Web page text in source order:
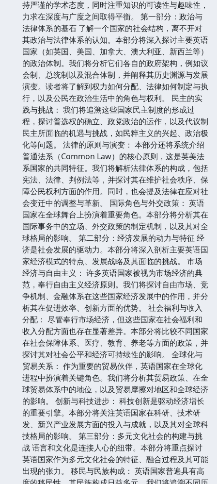
持严谨的学术态度，同时注重知识的可读性与趣味性，
力求在深度与广度之间取得平衡。 第一部分：政治与
法律体系的基石 了解一个国家的社会结构，离不开对
其政治与法律体系的认知。本部分将深入探讨主要英语
国家（如英国、美国、加拿大、澳大利亚、新西兰等）
的政治体制。我们将分析它们各自的政府架构，例如议
会制、总统制以及混合体制，并阐释其历史渊源与发展
演变。读者将了解到权力如何分配、法律如何制定与执
行，以及公民在政治生活中的角色与权利。 民主的实
践与挑战： 我们将追溯这些国家民主制度的形成过
程，探讨普选权的确立、政党政治的运作，以及代议制
民主所面临的机遇与挑战，如民粹主义的兴起、政治极
化等问题。 法律的原则与演变： 本部分还将系统介绍
普通法系（Common Law）的核心原则，这是英美法
系国家的共同特征。我们将解析法律体系的构成，包括
宪法、法律、判例法等，并探讨其在维护社会秩序、保
障公民权利方面的作用。同时，也会提及法律在应对社
会变迁中的调整与革新。 国际角色与外交政策： 英语
国家在全球舞台上扮演着重要角色。本部分将分析其在
国际事务中的立场、外交政策的制定机制，以及其对全
球格局的影响。 第二部分：经济发展的动力与特征 经
济是社会发展的驱动力。本部分将深入剖析主要英语国
家经济模式的特点、发展战略及其面临的挑战。 市场
经济与自由主义： 许多英语国家被视为市场经济的典
范，奉行自由主义经济原则。我们将探讨自由市场、竞
争机制、金融体系在这些国家经济发展中的作用，并分
析其在促进效率、创新方面的优势。 社会福利与收入
分配： 尽管奉行市场经济，但这些国家在社会福利和
收入分配方面也存在显著差异。本部分将比较不同国家
在社会保障体系、医疗、教育、养老等方面的政策，并
探讨其对社会公平和经济可持续性的影响。 全球化与
贸易关系： 作为重要的贸易伙伴，英语国家在全球化
进程中扮演着关键角色。我们将分析其贸易政策、在全
球贸易体系中的地位，以及贸易摩擦对地区和全球经济
的影响。 创新与科技进步： 科技创新是驱动经济增长
的重要引擎。本部分将关注英语国家在科研、技术研
发、新兴产业发展方面的投入与成就，以及其对全球科
技格局的影响。 第三部分：多元文化社会的构建与挑
战 语言和文化是连接人心的纽带。本部分将重点探讨
英语国家作为多元文化社会的特征、融合过程及其可能
出现的张力。 移民与民族构成： 英语国家普遍具有高